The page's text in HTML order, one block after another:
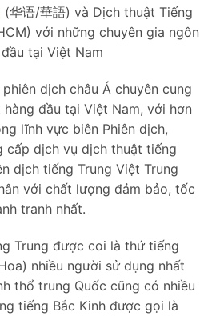
(华语/華語) và Dịch thuật Tiếng
với những chuyên gia ngôn
tại Việt Nam
dịch châu Á chuyên cung
đầu tại Việt Nam, với hơn
lĩnh vực biên Phiên dịch,
cấp dịch vụ dịch thuật tiếng
dịch tiếng Trung Việt Trung
với chất lượng đảm bảo, tốc
tranh nhất.
Trung được coi là thứ tiếng
nhiều người sử dụng nhất
thổ trung Quốc cũng có nhiều
tiếng Bắc Kinh được gọi là